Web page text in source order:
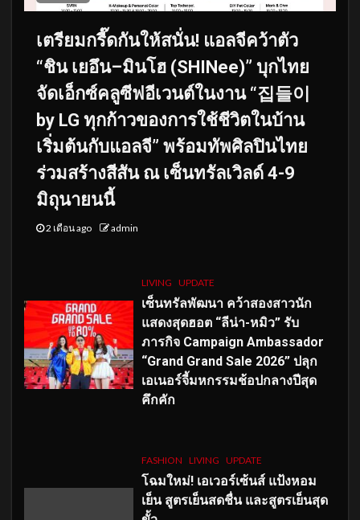
เตรียมกรี๊ดกันให้สนั่น! แอลจีคว้าตัว
“ชิน เยอึน–มินโฮ (SHINee)” บุกไทย
จัดเอ็กซ์คลูซีฟอีเวนต์ในงาน “집들이
by LG ทุกก้าวของการใช้ชีวิตในบ้าน
เริ่มต้นกับแอลจี” พร้อมทัพศิลปินไทย
ร่วมสร้างสีสัน ณ เซ็นทรัลเวิลด์ 4-9
มิถุนายนนี้
2 เดือน ago admin
LIVING UPDATE
เซ็นทรัลพัฒนา คว้าสองสาวนัก
แสดงสุดฮอต “ลีน่า-หมิว” รับ
ภารกิจ Campaign Ambassador
“Grand Grand Sale 2026” ปลุก
เอเนอร์จี้มหกรรมช้อปกลางปีสุด
คึกคัก
FASHION LIVING UPDATE
โฉมใหม่! เอเวอร์เซ้นส์ แป้งหอม
เย็น สูตรเย็นสดชื่น และสูตรเย็นสุด